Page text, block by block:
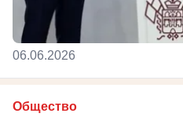
06.06.2026
Общество